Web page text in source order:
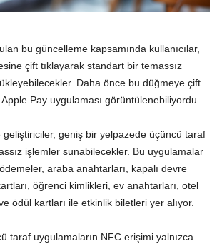
bu güncelleme kapsamında kullanıcılar,
çift tıklayarak standart bir temassız
Daha önce bu düğmeye çift
Apple Pay uygulaması görüntülenebiliyordu.
geliştiriciler, geniş bir yelpazede üçüncü taraf
işlemler sunabilecekler. Bu uygulamalar
araba anahtarları, kapalı devre
öğrenci kimlikleri, ev anahtarları, otel
ödül kartları ile etkinlik biletleri yer alıyor.
taraf uygulamaların NFC erişimi yalnızca